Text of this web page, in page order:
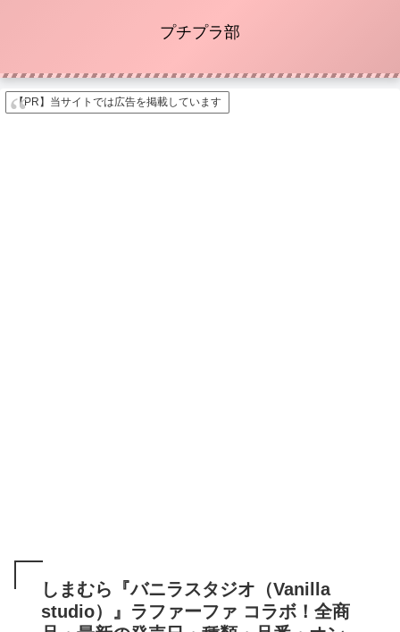
プチプラ部
【PR】当サイトでは広告を掲載しています
しまむら『バニラスタジオ（Vanilla
studio）』ラファーファ コラボ！全商